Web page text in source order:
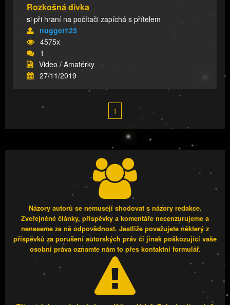
Rozkošná dívka
si při hraní na počítači zapíchá s přítelem
nugget123
4575x
1
Video / Amatérky
27/11/2019
1
Názory autorů se nemusejí shodovat s názory redakce.
Zveřejněné články, příspěvky a komentáře necenzurujeme a
neneseme za ně odpovědnost. Jestliže považujete některý z
příspěvků za porušení autorských práv či jinak poškozující vaše
osobní práva oznamte nám to přes kontaktní formulář.